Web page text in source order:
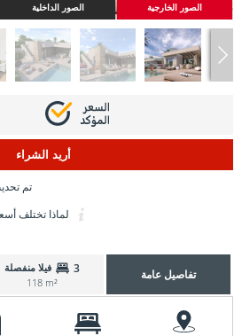
الصور الخارجية الصور الداخلية
أريد الشراء
تم تحديث
لماذا تختلف
تفاصيل عامة 3 فيلا منفصلة
118 m²